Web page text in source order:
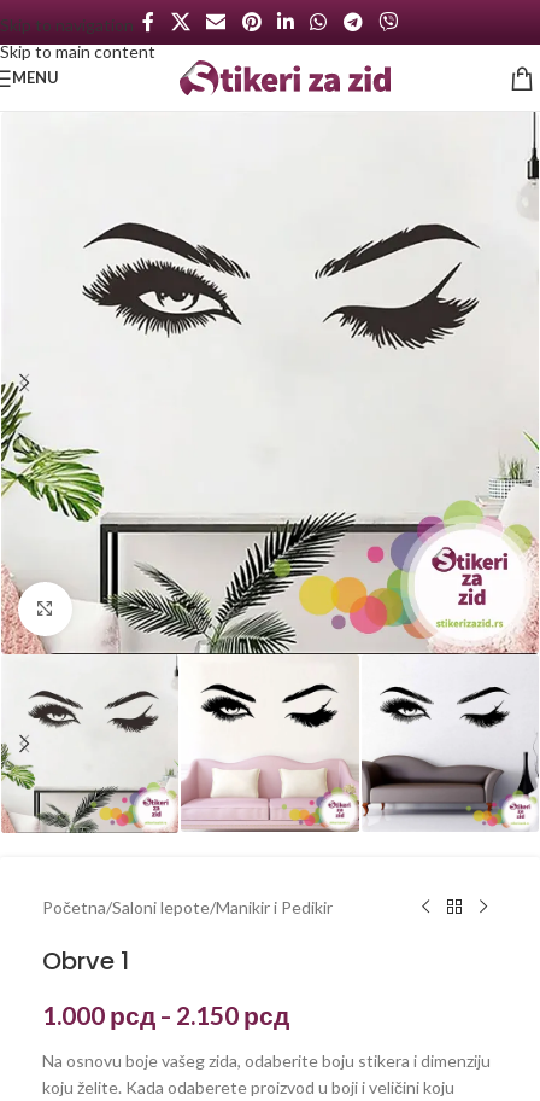
Skip to navigation
Skip to main content
MENU
Kliknite za uvećanje
Početna/Saloni lepote/Manikir i Pedikir
Obrve 1
1.000 рсд – 2.150 рсд
Na osnovu boje vašeg zida, odaberite boju stikera i dimenziju
koju želite. Kada odaberete proizvod u boji i veličini koju